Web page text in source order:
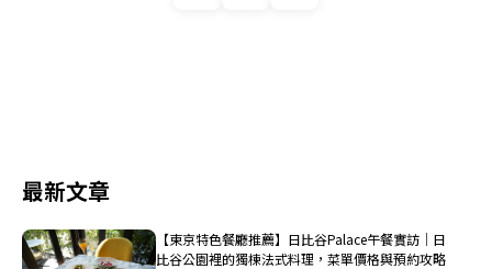
最新文章
【東京特色餐廳推薦】日比谷Palace午餐實訪｜日
比谷公園裡的獨棟法式料理，菜單價格與預約攻略